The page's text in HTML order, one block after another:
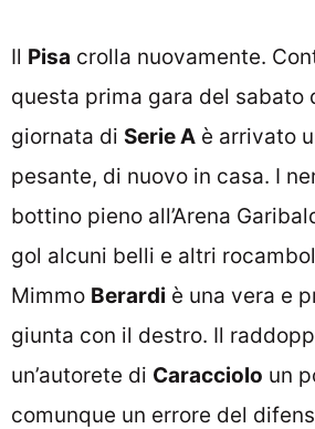
Il Pisa crolla nuovamente.
questa prima gara del sabato
giornata di Serie A è arrivato
pesante, di nuovo in casa. I
bottino pieno all’Arena
gol alcuni belli e altri
Mimmo Berardi è una vera e
giunta con il destro. Il
un’autorete di Caracciolo un
comunque un errore del